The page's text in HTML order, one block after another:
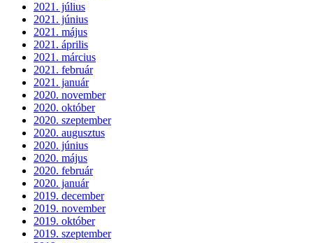
2021. július
2021. június
2021. május
2021. április
2021. március
2021. február
2021. január
2020. november
2020. október
2020. szeptember
2020. augusztus
2020. június
2020. május
2020. február
2020. január
2019. december
2019. november
2019. október
2019. szeptember